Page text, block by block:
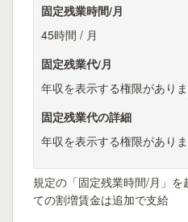
固定残業時間/月
45時間 / 月
固定残業代/月
年収を表示する権限があり
固定残業代の詳細
年収を表示する権限があり
規定の「固定残業時間/月」
ての割増賃金は追加で支給